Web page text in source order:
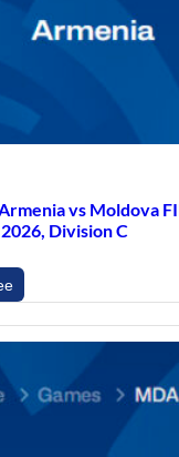
vs Moldova
Division C